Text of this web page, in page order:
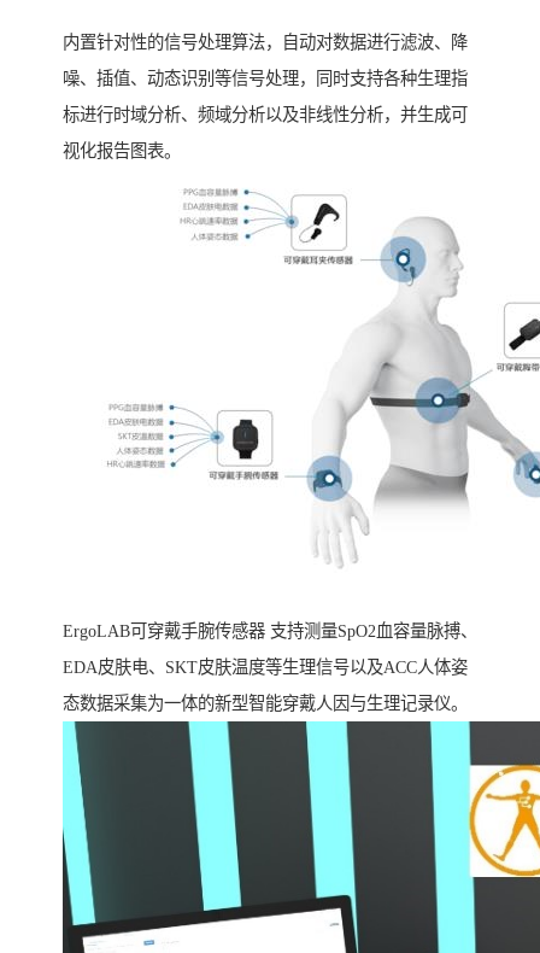
内置针对性的信号处理算法，自动对数据进行滤波、降
噪、插值、动态识别等信号处理，同时支持各种生理指
标进行时域分析、频域分析以及非线性分析，并生成可
视化报告图表。
ErgoLAB可穿戴手腕传感器 支持测量SpO2血容量脉搏、
EDA皮肤电、SKT皮肤温度等生理信号以及ACC人体姿
态数据采集为一体的新型智能穿戴人因与生理记录仪。